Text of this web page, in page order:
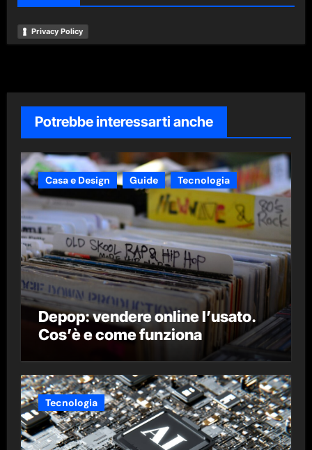
Privacy Policy
Potrebbe interessarti anche
Casa e Design Guide Tecnologia
Depop: vendere online l’usato.
Cos’è e come funziona
Tecnologia